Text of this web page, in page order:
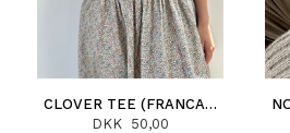
CLOVER TEE (FRANCAIS)
DKK 50,00